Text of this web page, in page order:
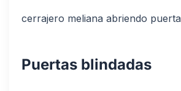
cerrajero meliana abriendo puerta
Puertas blindadas